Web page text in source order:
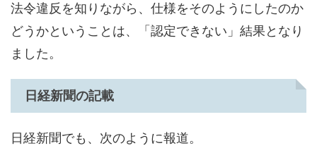
法令違反を知りながら、仕様をそのようにしたのか
どうかということは、「認定できない」結果となり
ました。
日経新聞の記載
日経新聞でも、次のように報道。